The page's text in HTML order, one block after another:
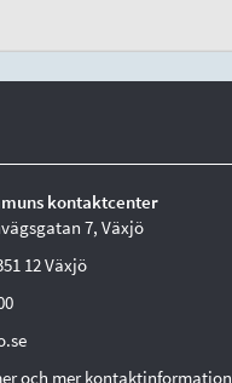
kontaktcenter
7, Växjö
12 Växjö
och mer kontaktinformation